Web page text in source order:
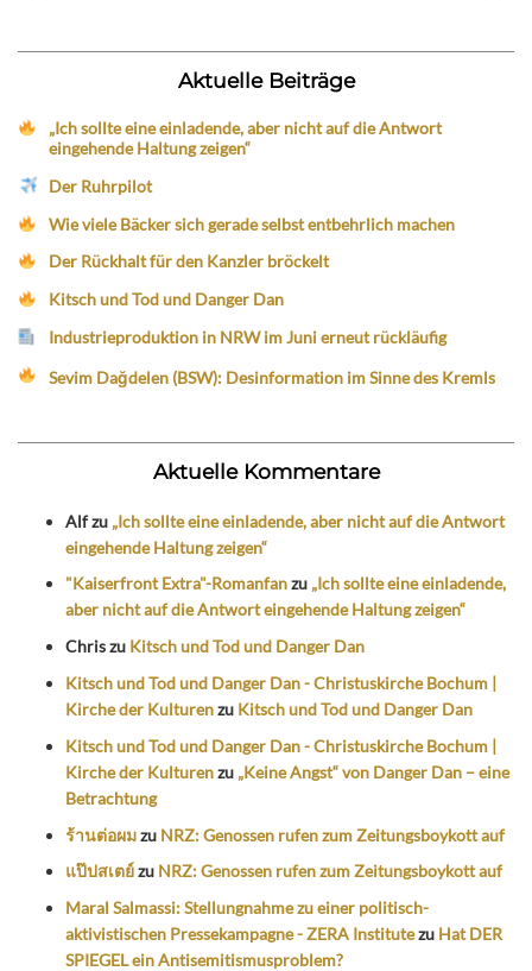
Aktuelle Beiträge
„Ich sollte eine einladende, aber nicht auf die Antwort
eingehende Haltung zeigen“
Der Ruhrpilot
Wie viele Bäcker sich gerade selbst entbehrlich machen
Der Rückhalt für den Kanzler bröckelt
Kitsch und Tod und Danger Dan
Industrieproduktion in NRW im Juni erneut rückläufig
Sevim Dağdelen (BSW): Desinformation im Sinne des Kremls
Aktuelle Kommentare
Alfzu „Ich sollte eine einladende, aber nicht auf die Antwort
eingehende Haltung zeigen“
"Kaiserfront Extra"-Romanfanzu „Ich sollte eine einladende,
aber nicht auf die Antwort eingehende Haltung zeigen“
Chriszu Kitsch und Tod und Danger Dan
Kitsch und Tod und Danger Dan - Christuskirche Bochum |
Kirche der Kulturenzu Kitsch und Tod und Danger Dan
Kitsch und Tod und Danger Dan - Christuskirche Bochum |
Kirche der Kulturenzu „Keine Angst“ von Danger Dan – eine
Betrachtung
ร้านต่อผมzu NRZ: Genossen rufen zum Zeitungsboykott auf
แป๊ปสเตย์zu NRZ: Genossen rufen zum Zeitungsboykott auf
Maral Salmassi: Stellungnahme zu einer politisch-
aktivistischen Pressekampagne - ZERA Institutezu Hat DER
SPIEGEL ein Antisemitismusproblem?